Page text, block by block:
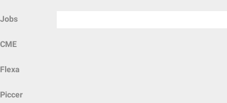
Jobs
CME
Flexa
Piccer